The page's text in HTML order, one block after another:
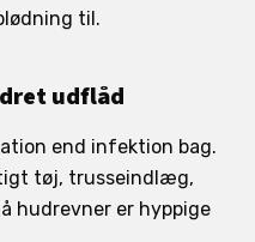
til.
udflåd
end infektion bag.
tøj, trusseindlæg,
hudrevner er hyppige